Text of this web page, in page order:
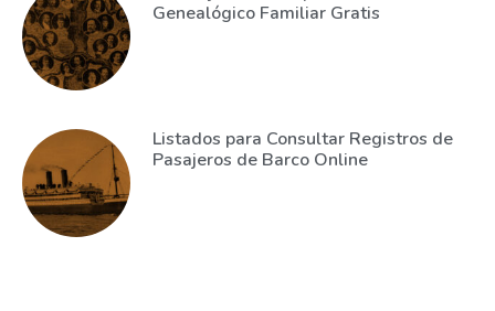
Genealógico Familiar Gratis
Listados para Consultar Registros de
Pasajeros de Barco Online